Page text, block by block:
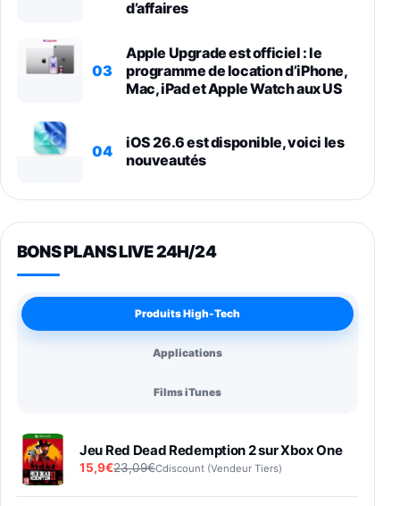
d’affaires
03
Apple Upgrade est officiel : le
programme de location d’iPhone,
Mac, iPad et Apple Watch aux US
04
iOS 26.6 est disponible, voici les
nouveautés
BONS PLANS LIVE 24H/24
Produits High-Tech
Applications
Films iTunes
Jeu Red Dead Redemption 2 sur Xbox One
15,9€23,09€Cdiscount (Vendeur Tiers)